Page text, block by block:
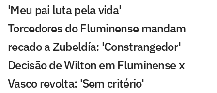
'Meu pai luta pela vida'
Torcedores do Fluminense mandam
recado a Zubeldía: 'Constrangedor'
Decisão de Wilton em Fluminense x
Vasco revolta: 'Sem critério'